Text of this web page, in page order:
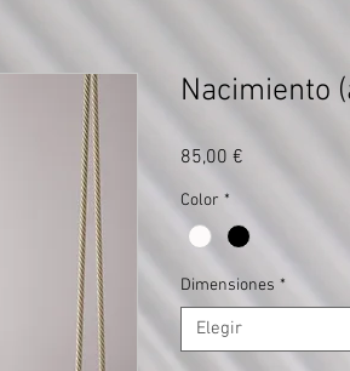
Nacimiento
85,00 €
Color *
Dimensiones *
Elegir